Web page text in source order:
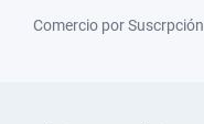
Comercio por Suscrpción